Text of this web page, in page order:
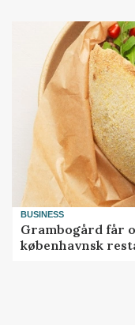
BUSINESS
Grambogård får
københavnsk